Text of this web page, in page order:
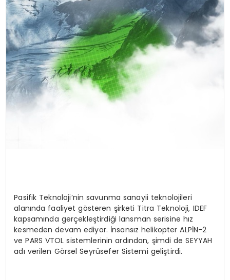
Pasifik Teknoloji’nin savunma sanayii teknolojileri
alanında faaliyet gösteren şirketi Titra Teknoloji, IDEF
kapsamında gerçekleştirdiği lansman serisine hız
kesmeden devam ediyor. İnsansız helikopter ALPİN-2
ve PARS VTOL sistemlerinin ardından, şimdi de SEYYAH
adı verilen Görsel Seyrüsefer Sistemi geliştirdi.